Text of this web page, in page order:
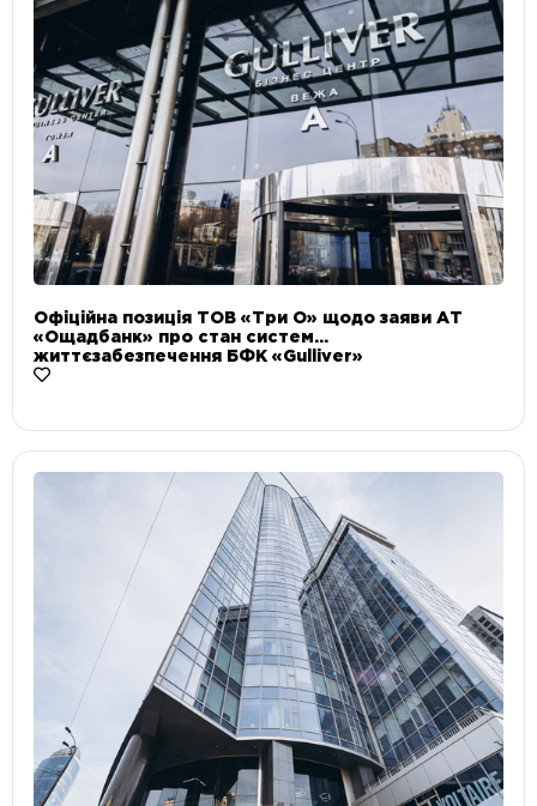
Офіційна позиція ТОВ «Три О» щодо заяви АТ
«Ощадбанк» про стан систем
життєзабезпечення БФК «Gulliver»